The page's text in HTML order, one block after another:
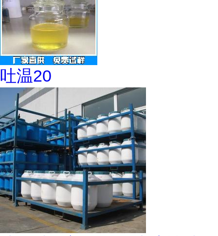
吐温20